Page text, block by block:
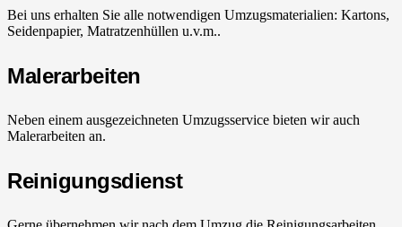
Bei uns erhalten Sie alle notwendigen Umzugsmaterialien: Kartons,
Seidenpapier, Matratzenhüllen u.v.m..
Malerarbeiten
Neben einem ausgezeichneten Umzugsservice bieten wir auch
Malerarbeiten an.
Reinigungsdienst